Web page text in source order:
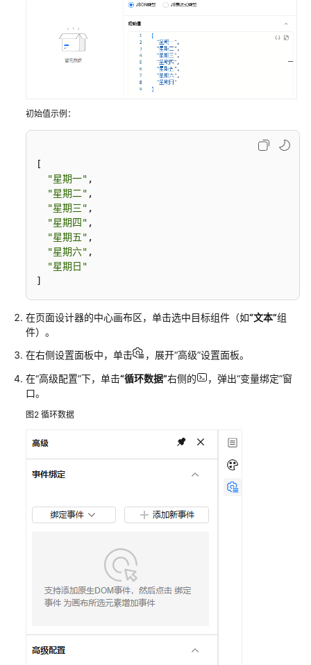
用
指
UI
引
擎
简
介
UI
擎
使
程
过
管
引
为
户
初始值示例：
[
"星期一" ,
"星期二" ,
"星期三" ,
"星期四" ,
"星期五" ,
"星期六" ,
"星期日"
]
在页面设计器的中心画布区，单击选中目标组件（如“文本”组
件）。
在右侧设置面板中，单击
，展开“高级”设置面板。
在“高级配置”下，单击“循环数据”右侧的 ，弹出“变量绑定”窗
口。
图2 循环数据